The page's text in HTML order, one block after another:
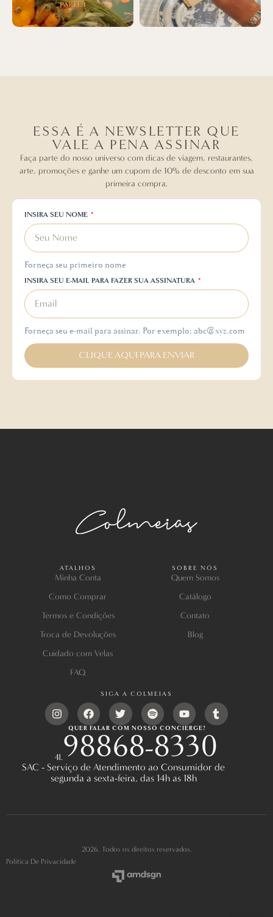
ESSA É A NEWSLETTER QUE
VALE A PENA ASSINAR
Faça parte do nosso universo com dicas de viagem, restaurantes,
arte, promoções e ganhe um cupom de 10% de desconto em sua
primeira compra.
INSIRA SEU NOME
Forneça seu primeiro nome
INSIRA SEU E-MAIL PARA FAZER SUA ASSINATURA
Forneça seu e-mail para assinar. Por exemplo: abc@xyz.com
CLIQUE AQUI PARA ENVIAR
SOBRE NÓS
Quem Somos
Catálogo
Contato
Blog
ATALHOS
Minha Conta
Como Comprar
Termos e Condições
Troca de Devoluções
Cuidado com Velas
FAQ
QUER FALAR COM NOSSO CONCIERGE?
41.98868-8330
SAC - Serviço de Atendimento ao Consumidor de
segunda a sexta-feira, das 14h as 18h
SIGA A COLMEIAS
2026. Todos os direitos reservados.
Política De Privacidade